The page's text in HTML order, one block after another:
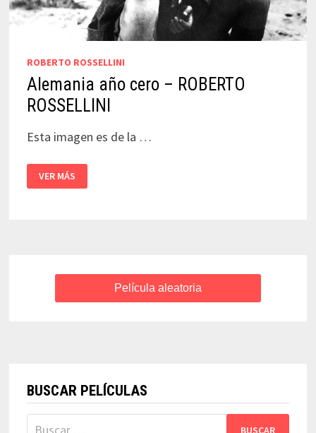
ROBERTO ROSSELLINI
Alemania año cero – ROBERTO
ROSSELLINI
Esta imagen es de la …
ALEMANIA
AÑO
CERO
VER MÁS
Película aleatoria
BUSCAR PELÍCULAS
Buscar: